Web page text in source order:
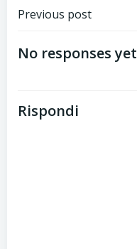
Post
navigation
Previous post
No responses yet
Rispondi